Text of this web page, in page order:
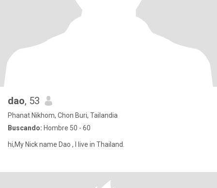
dao, 53
Phanat Nikhom, Chon Buri, Tailandia
Buscando: Hombre 50 - 60
hi,My Nick name Dao , I live in Thailand.